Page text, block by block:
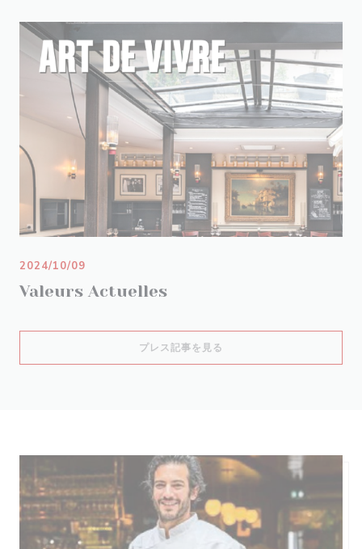
Valeurs Actuelles
2024/10/09
プレス記事を見る